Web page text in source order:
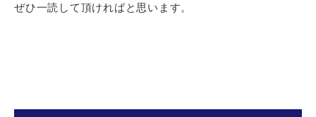
ぜひ一読して頂ければと思います。